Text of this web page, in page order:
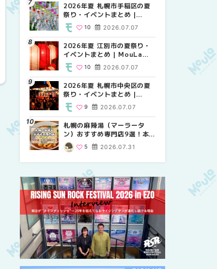
2026年夏 札幌市手稲区の夏
祭り・イベントまとめ |
MouLa HOKKAIDO
2026.07.07
10
2026年夏 江別市の夏祭り・
イベントまとめ | MouLa
HOKKAIDO 2026.07.07
10
2026年夏 札幌市中央区の夏
祭り・イベントまとめ |
MouLa HOKKAIDO
2026.07.07
9
札幌の麻辣湯（マーラータ
ン）おすすめ専門店9選！本
場の量り売りから最新店まで
徹底比較 | MouLa
2026.07.31
5
2026年夏 札幌市豊平区の夏
祭り・イベントまとめ |
9
2026年夏 札幌市南区の夏祭
り・イベントまとめ |
8
2026年夏 札幌市中央区の夏
祭り・イベントまとめ |
9
2026年夏 恵庭市・千歳市の
夏祭り・イベントまとめ |
9
札幌の麻辣湯（マーラータ
ン）おすすめ専門店6選！本
徹底比較 | MouLa
HOKKAIDO
5
2026年夏 札幌市豊平区の夏
祭り・イベントまとめ |
9
【新千歳空港】新カードラウ
ンジが開業。「SUPER
ラウンジアネックス）」をご
紹介！！ | MouLa
HOKKAIDO
18
2026年夏 札幌市南区の夏祭
り・イベントまとめ |
8